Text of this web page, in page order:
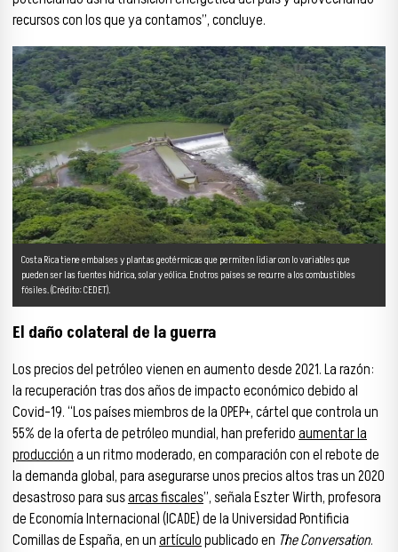
recursos con los que ya contamos”, concluye.
Costa Rica tiene embalses y plantas geotérmicas que permiten lidiar con lo variables que
pueden ser las fuentes hídrica, solar y eólica. En otros países se recurre a los combustibles
fósiles. (Crédito: CEDET).
El daño colateral de la guerra
Los precios del petróleo vienen en aumento desde 2021. La razón:
la recuperación tras dos años de impacto económico debido al
Covid-19. “Los países miembros de la OPEP+, cártel que controla un
55% de la oferta de petróleo mundial, han preferidoaumentar la
produccióna un ritmo moderado, en comparación con el rebote de
la demanda global, para asegurarse unos precios altos tras un 2020
desastroso para susarcas fiscales”, señala Eszter Wirth, profesora
de Economía Internacional (ICADE) de la Universidad Pontificia
Comillas de España, en unartículopublicado en The Conversation.